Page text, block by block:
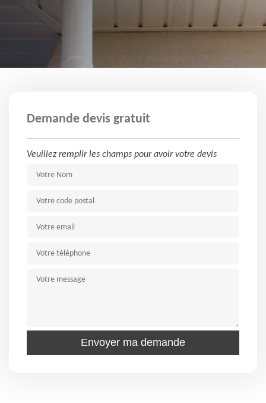
Demande devis gratuit
Veuillez remplir les champs pour avoir votre devis